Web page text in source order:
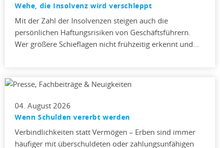
Wehe, die Insolvenz wird verschleppt
Mit der Zahl der Insolvenzen steigen auch die
persönlichen Haftungsrisiken von Geschäftsführern.
Wer größere Schieflagen nicht frühzeitig erkennt und…
04. August 2026
Wenn Schulden vererbt werden
Verbindlichkeiten statt Vermögen – Erben sind immer
häufiger mit überschuldeten oder zahlungsunfähigen